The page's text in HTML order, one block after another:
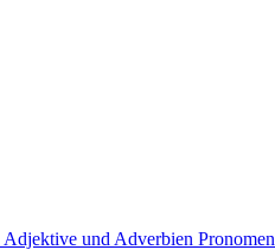
Adjektive und Adverbien Pronomen